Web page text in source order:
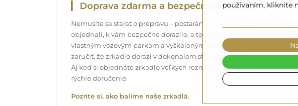
Doprava zdarma a bezpečná preprava
Nemusíte sa starať o prepravu – postaráme sa o to, aby zrkadlo, ktoré
objednali, k vám bezpečne dorazilo, a to úplne zdarma. Disponujeme
vlastným vozovým parkom a vyškoleným personálom, preto vám
zaručiť, že zrkadlo dorazí v dokonalom stave, bez dodatočných
Aj keď si objednáte zrkadlo veľkých rozmerov, môžete sa spoľahnúť
rýchle doručenie.
Pozrite si, ako balíme naše zrkadlá.
používaním, kliknite